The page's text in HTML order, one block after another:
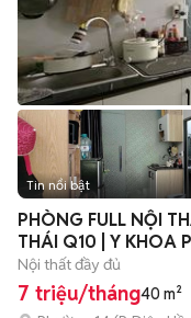
Tin nổi bật
PHÒNG FULL NỘI
THÁI Q10 | Y KHOA
Nội thất đầy đủ
7 triệu/tháng40 m²